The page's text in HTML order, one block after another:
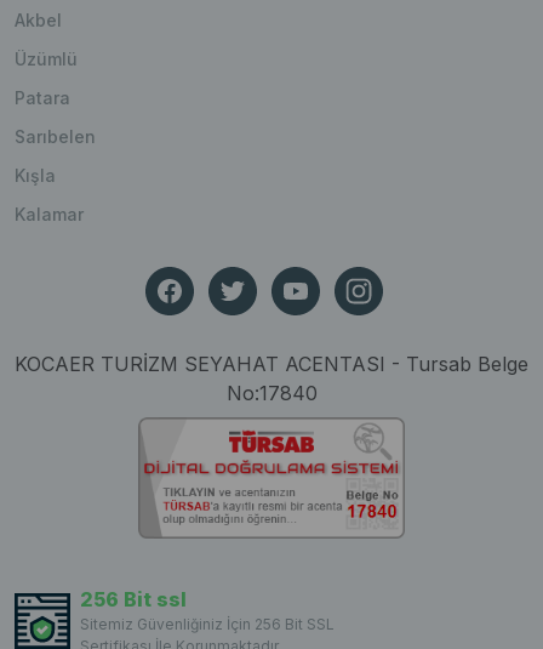
Akbel
Üzümlü
Patara
Sarıbelen
Kışla
Kalamar
KOCAER TURİZM SEYAHAT ACENTASI - Tursab Belge
No:17840
256 Bit ssl
Sitemiz Güvenliğiniz İçin 256 Bit SSL